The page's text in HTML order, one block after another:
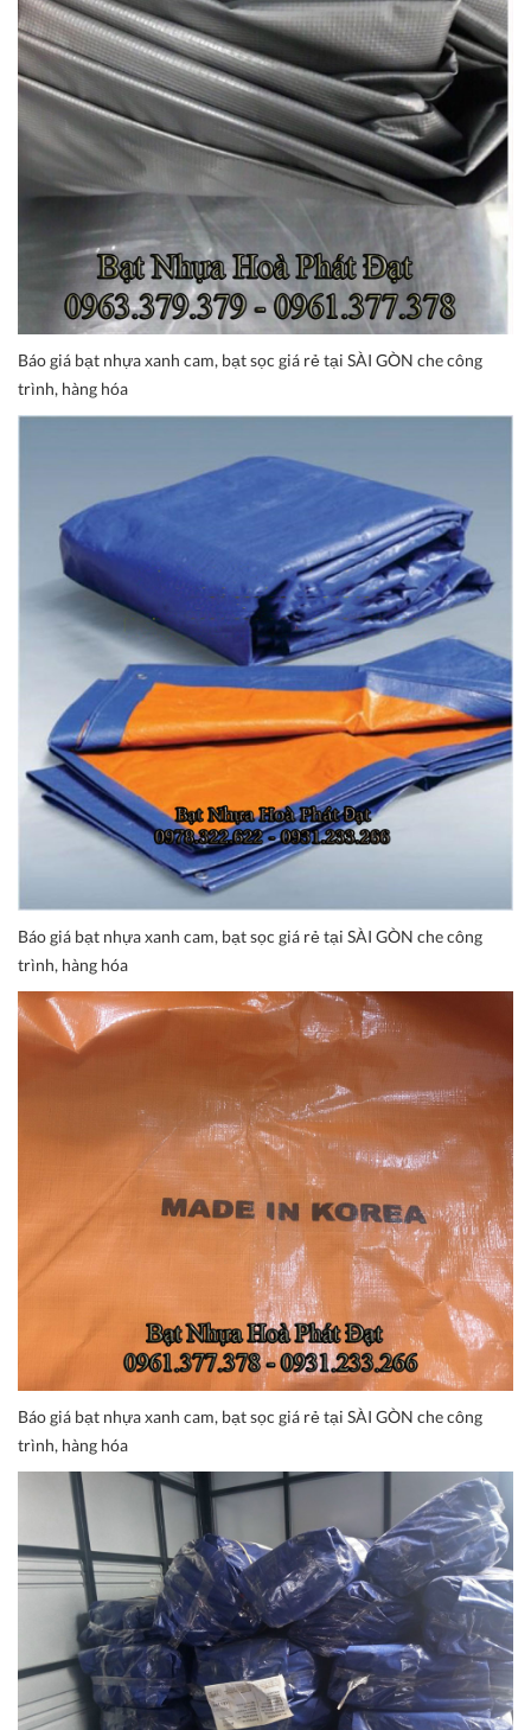
Báo giá bạt nhựa xanh cam, bạt sọc giá rẻ tại SÀI GÒN che công
trình, hàng hóa
Báo giá bạt nhựa xanh cam, bạt sọc giá rẻ tại SÀI GÒN che công
trình, hàng hóa
Báo giá bạt nhựa xanh cam, bạt sọc giá rẻ tại SÀI GÒN che công
trình, hàng hóa